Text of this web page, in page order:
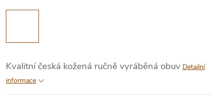
Kvalitní česká kožená ručně vyráběná obuv Detailní
informace